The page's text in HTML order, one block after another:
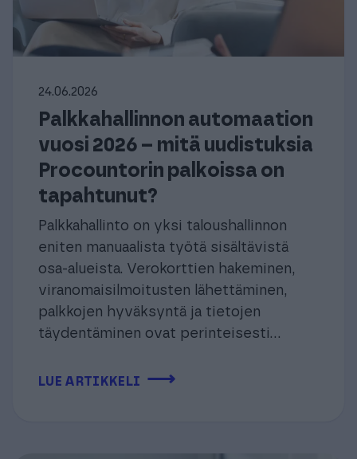
24.06.2026
Palkkahallinnon automaation
vuosi 2026 – mitä uudistuksia
Procountorin palkoissa on
tapahtunut?
Palkkahallinto on yksi taloushallinnon
eniten manuaalista työtä sisältävistä
osa-alueista. Verokorttien hakeminen,
viranomaisilmoitusten lähettäminen,
palkkojen hyväksyntä ja tietojen
täydentäminen ovat perinteisesti...
LUE ARTIKKELI ⟶